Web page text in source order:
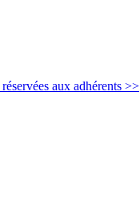
aux adhérents >>